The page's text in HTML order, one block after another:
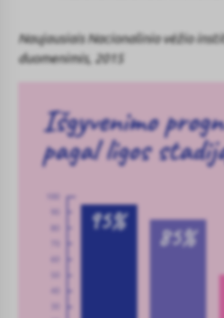
Naujausiais Nacionalinio vėžio
duomenimis, 2015